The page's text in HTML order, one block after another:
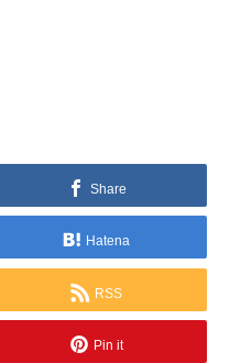
Share
Hatena
RSS
Pin it